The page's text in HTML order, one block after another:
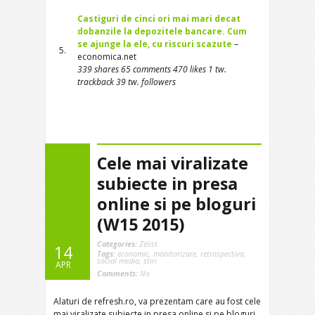
5.
Castiguri de cinci ori mai mari decat
dobanzile la depozitele bancare. Cum
se ajunge la ele, cu riscuri scazute –
economica.net
339 shares 65 comments 470 likes 1 tw.
trackback 39 tw. followers
14
APR
Cele mai viralizate
subiecte in presa
online si pe bloguri
(W15 2015)
Categories: Zelist
Tags: economic, monitorizare, retrospectiva,
social media, stiri
Comments: No
Alaturi de refresh.ro, va prezentam care au fost cele